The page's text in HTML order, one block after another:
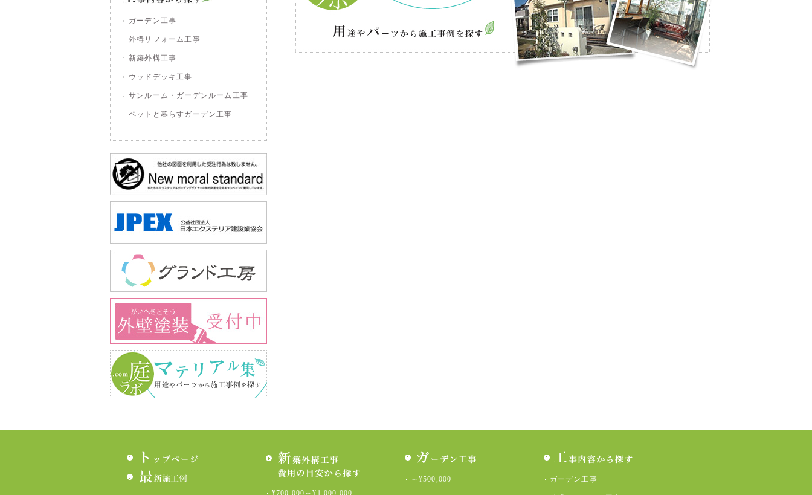
ガーデン工事
外構リフォーム工事
新築外構工事
ウッドデッキ工事
サンルーム・ガーデンルーム工事
ペットと暮らすガーデン工事
¥700,000～¥1,000,000
～¥500,000 ガーデン工事